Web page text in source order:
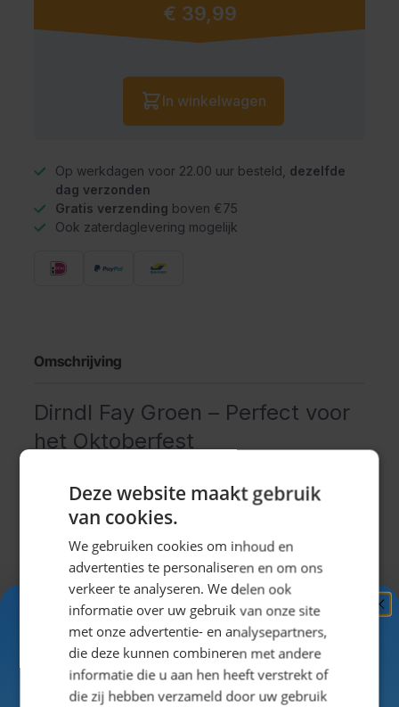
Vanaf:
€ 39,99
Aantal
In winkelwagen
Op werkdagen voor 22.00 uur besteld, dezelfde
dag verzonden
Gratis verzending boven €75
Ook zaterdaglevering mogelijk
Omschrijving
Dirndl Fay Groen – Perfect voor
het Oktoberfest
Oktoberfest jurk met een frisse en traditionele
uitstraling. Dit korte model heeft een groen
rokgedeelte met subtiele bloemdetails, een wit lijfje
met pofmouwtjes en bruine bretels met geborduurde
roosmotieven. Het schortje, afgewerkt met een
bijpassend bloemenpatroon, maakt de look helemaal
Deze dirndl is perfect voor Oktoberfest, bierfeesten,
après-ski of carnaval en laat jou stralen in een
Uitklappen
Deze website maakt gebruik
van cookies.
We gebruiken cookies om inhoud en
advertenties te personaliseren en om ons
verkeer te analyseren. We delen ook
informatie over uw gebruik van onze site
met onze advertentie- en analysepartners,
die deze kunnen combineren met andere
informatie die u aan hen heeft verstrekt of
die zij hebben verzameld door uw gebruik
Ontvang5%
KORTING!
Schrijf je nuin voor de nieuwsbrief en ontvang toegang